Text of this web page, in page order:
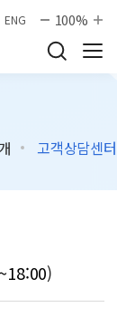
ENG 100%
고객상담센터
)